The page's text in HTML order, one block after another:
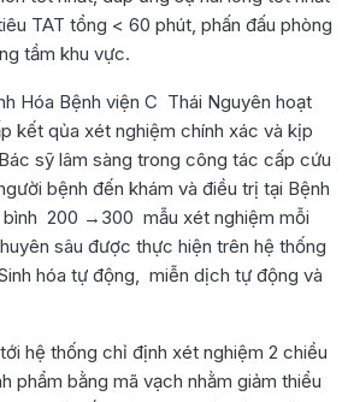
TAT tổng < 60 phút, phấn đấu phòng
tầm khu vực.
Hóa Bệnh viện C Thái Nguyên hoạt
kết qủa xét nghiệm chính xác và kịp
sỹ lâm sàng trong công tác cấp cứu
bệnh đến khám và điều trị tại Bệnh
bình 200 →300 mẫu xét nghiệm mỗi
sâu được thực hiện trên hệ thống
hóa tự động, miễn dịch tự động và
hệ thống chỉ định xét nghiệm 2 chiều
phẩm bằng mã vạch nhằm giảm thiểu